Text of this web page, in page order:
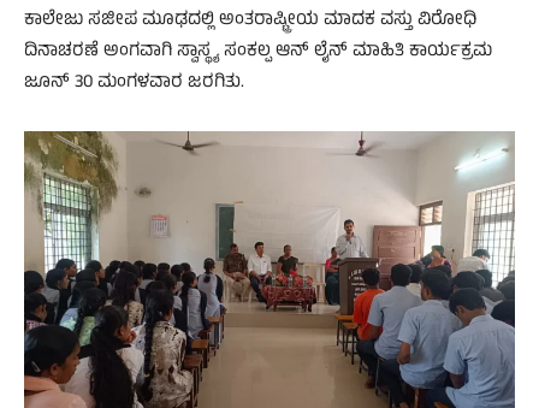
ಕಾಲೇಜು ಸಜೀಪ ಮೂಢದಲ್ಲಿ ಅಂತರಾಷ್ಟ್ರೀಯ ಮಾದಕ ವಸ್ತು ವಿರೋಧಿ
ದಿನಾಚರಣೆ ಅಂಗವಾಗಿ ಸ್ವಾಸ್ಥ್ಯ ಸಂಕಲ್ಪ ಆನ್ ಲೈನ್ ಮಾಹಿತಿ ಕಾರ್ಯಕ್ರಮ
ಜೂನ್ 30 ಮಂಗಳವಾರ ಜರಗಿತು.